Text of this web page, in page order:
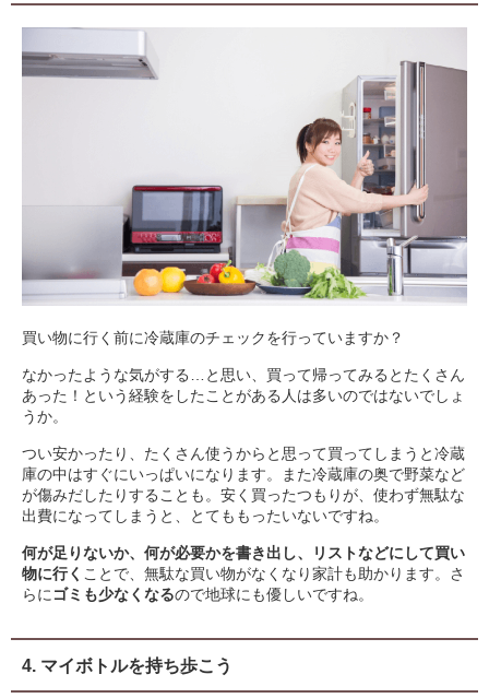
買い物に行く前に冷蔵庫のチェックを行っていますか？
なかったような気がする…と思い、買って帰ってみるとたくさん
あった！という経験をしたことがある人は多いのではないでしょ
うか。
つい安かったり、たくさん使うからと思って買ってしまうと冷蔵
庫の中はすぐにいっぱいになります。また冷蔵庫の奥で野菜など
が傷みだしたりすることも。安く買ったつもりが、使わず無駄な
出費になってしまうと、とてももったいないですね。
何が足りないか、何が必要かを書き出し、リストなどにして買い
物に行く ことで、無駄な買い物がなくなり家計も助かります。さ
らにゴミも少なくなるので地球にも優しいですね。
4. マイボトルを持ち歩こう